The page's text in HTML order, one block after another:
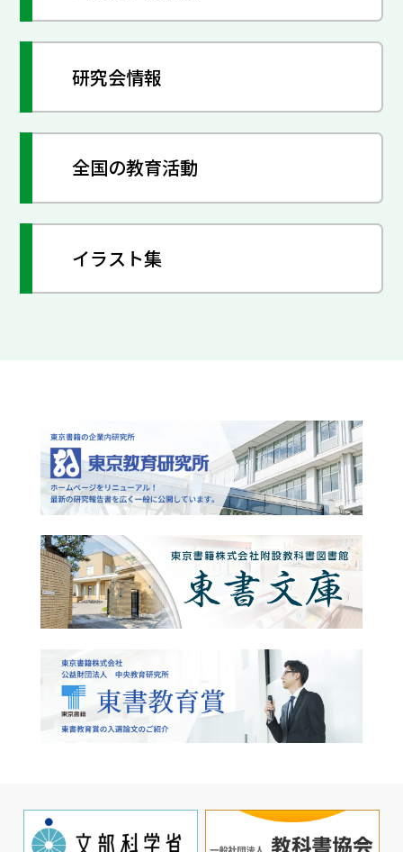
研究会情報
全国の教育活動
イラスト集